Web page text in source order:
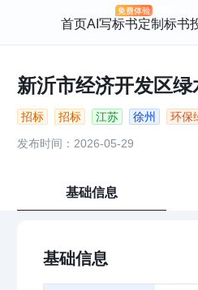
首页AI写标书定制标书
新沂市经济开发区
招标 招标 江苏 徐州 环保
发布时间：2026-05-29
基础信息
基础信息